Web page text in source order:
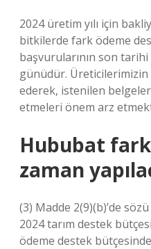
2024 üretim yılı için
bitkilerde fark ödeme
başvurularının son tarihi
günüdür.
ederek, istenilen
etmeleri önem arz
Hububat
zaman
(3) Madde 2(9)(b)’de
2024 tarım destek
ödeme destek